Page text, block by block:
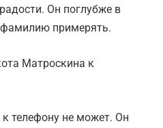
Он поглубже в
фамилию примерять.
Матроскина к
телефону не может. Он